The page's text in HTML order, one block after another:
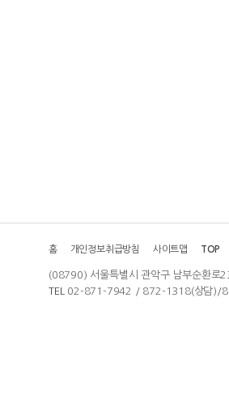
홈 개인정보취급방침 사이트맵 TOP
(08790) 서울특별시 관악구 남부순환로
TEL
02-871-7942 / 872-1318(상담)/